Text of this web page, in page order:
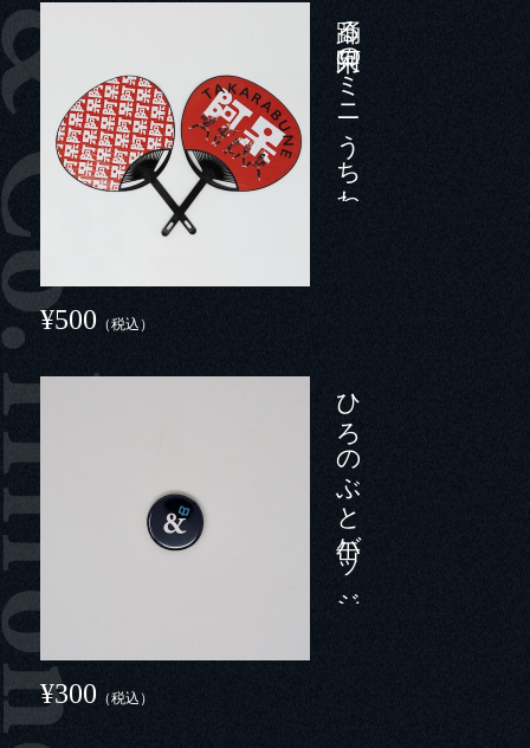
踊る阿呆のミニうちわ
¥500（税込）
ひろのぶと缶バッジ（小）
¥300 （税込）